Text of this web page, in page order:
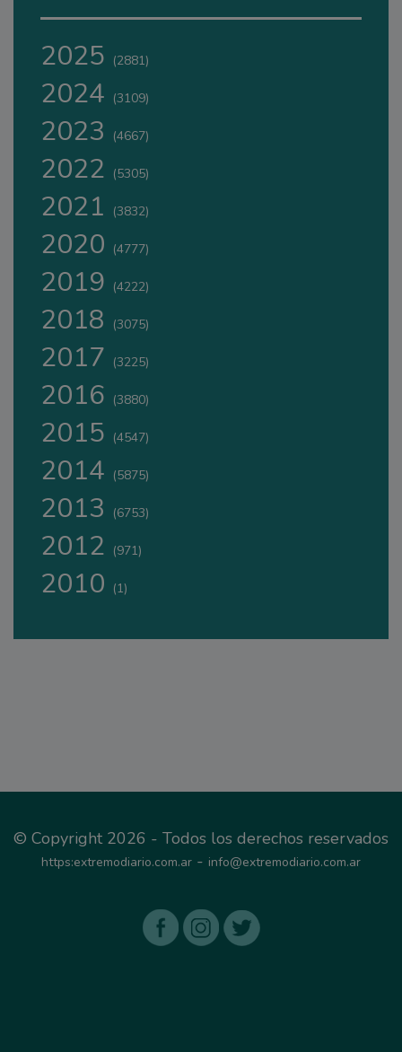
2025 (2881)
2024 (3109)
2023 (4667)
2022 (5305)
2021 (3832)
2020 (4777)
2019 (4222)
2018 (3075)
2017 (3225)
2016 (3880)
2015 (4547)
2014 (5875)
2013 (6753)
2012 (971)
2010 (1)
© Copyright 2026 - Todos los derechos reservados
https:extremodiario.com.ar - info@extremodiario.com.ar